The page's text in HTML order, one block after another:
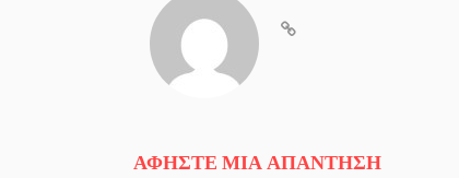
ΑΦΉΣΤΕ ΜΙΑ ΑΠΆΝΤΗΣΗ